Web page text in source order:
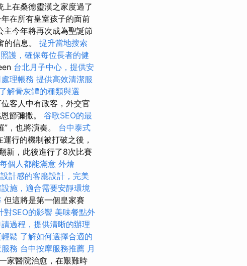
上在桑德靈漢之家度過了
在所有皇室孩子的面前
主今年將再次成為聖誕節
信息。 提升當地搜索
護，確保每位長者的健
台北月子中心，提供安
理帳務 提供高效清潔服
了解骨灰罈的種類與選
客人中有政客，外交官
節彌撒。 谷歌SEO的最
，也將演奏。 台中泰式
行的機制被打破之後，
新，此後進行了8次比賽
個人都能滿意 外燴
計感的客廳設計，完美
施，適合需要安靜環境
但這將是第一個皇家賽
對SEO的影響 美味餐點外
過程，提供清晰的辦理
鬆 了解如何選擇合適的
務 台中按摩服務推薦 月
家醫院治愈，在艱難時